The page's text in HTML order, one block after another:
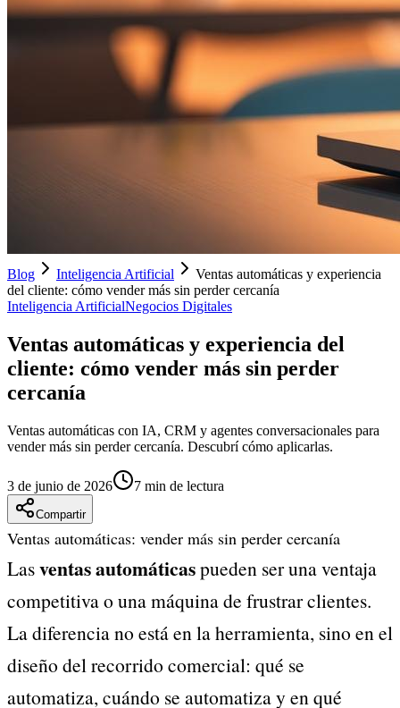
Blog Inteligencia Artificial
Ventas automáticas y experiencia
del cliente: cómo vender más sin perder cercanía
Inteligencia ArtificialNegocios Digitales
Ventas automáticas y experiencia del
cliente: cómo vender más sin perder
cercanía
Ventas automáticas con IA, CRM y agentes conversacionales para
vender más sin perder cercanía. Descubrí cómo aplicarlas.
3 de junio de 2026 7 min de lectura
Compartir
Ventas automáticas: vender más sin perder cercanía
Lasventas automáticaspueden ser una ventaja
competitiva o una máquina de frustrar clientes.
La diferencia no está en la herramienta, sino en el
diseño del recorrido comercial: qué se
automatiza, cuándo se automatiza y en qué